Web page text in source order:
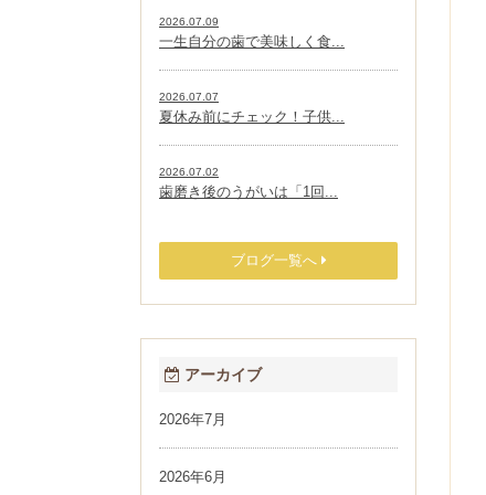
2026.07.09
一生自分の歯で美味しく食...
2026.07.07
夏休み前にチェック！子供...
2026.07.02
歯磨き後のうがいは「1回...
ブログ一覧へ
アーカイブ
2026年7月
2026年6月